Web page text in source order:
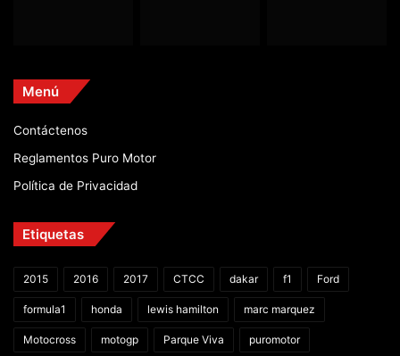
Menú
Contáctenos
Reglamentos Puro Motor
Política de Privacidad
Etiquetas
2015 2016 2017 CTCC dakar f1 Ford
formula1 honda lewis hamilton marc marquez
Motocross motogp Parque Viva puromotor